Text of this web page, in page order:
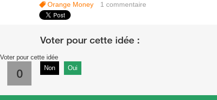
Orange Money
1commentaire
Voter pour cette idée
0 Non Oui